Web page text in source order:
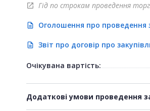
open_in_new Гід по строкам проведення
description Оголошення про проведення
description Звіт про договір про
Очікувана вартість:
Додаткові умови проведення